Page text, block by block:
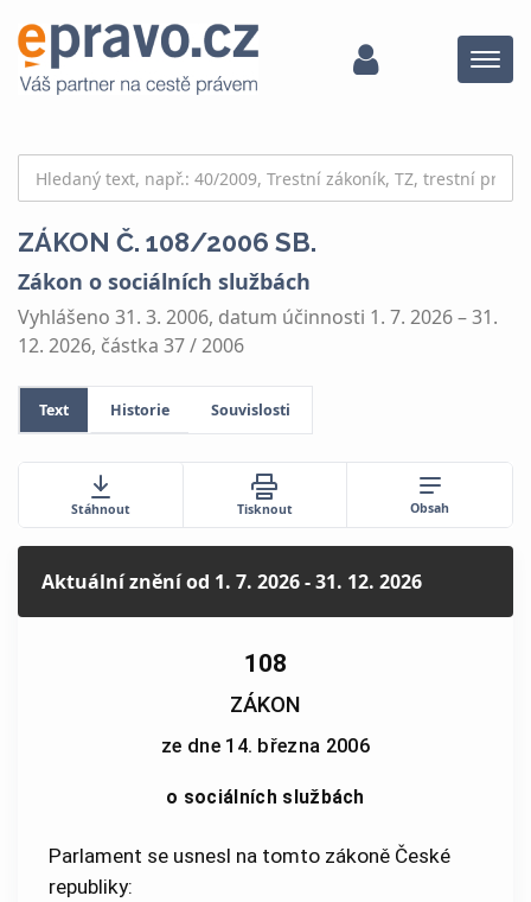
Menu
ZÁKON Č. 108/2006 SB.
Zákon o sociálních službách
Vyhlášeno 31. 3. 2006, datum účinnosti 1. 7. 2026 – 31.
12. 2026, částka 37 / 2006
Text Historie Souvislosti
Stáhnout Tisknout Obsah
Aktuální zněníod 1. 7. 2026 - 31. 12. 2026
108
ZÁKON
ze dne 14. března 2006
o sociálních službách
Parlament se usnesl na tomto zákoně České
republiky: